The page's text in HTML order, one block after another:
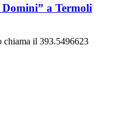
a Termoli
chiama il 393.5496623